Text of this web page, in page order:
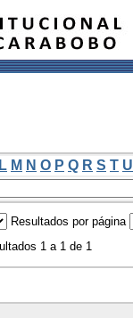
L M N O P Q R S T U
Resultados por página
1 a 1 de 1